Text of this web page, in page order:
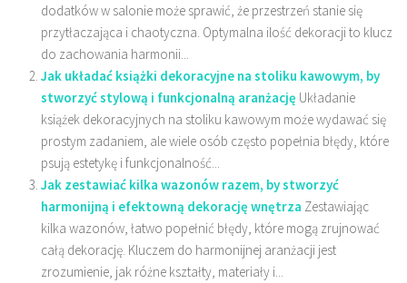
dodatków w salonie może sprawić, że przestrzeń stanie się
przytłaczająca i chaotyczna. Optymalna ilość dekoracji to klucz
do zachowania harmonii...
Jak układać książki dekoracyjne na stoliku kawowym, by
stworzyć stylową i funkcjonalną aranżację Układanie
książek dekoracyjnych na stoliku kawowym może wydawać się
prostym zadaniem, ale wiele osób często popełnia błędy, które
psują estetykę i funkcjonalność...
Jak zestawiać kilka wazonów razem, by stworzyć
harmonijną i efektowną dekorację wnętrza Zestawiając
kilka wazonów, łatwo popełnić błędy, które mogą zrujnować
całą dekorację. Kluczem do harmonijnej aranżacji jest
zrozumienie, jak różne kształty, materiały i...